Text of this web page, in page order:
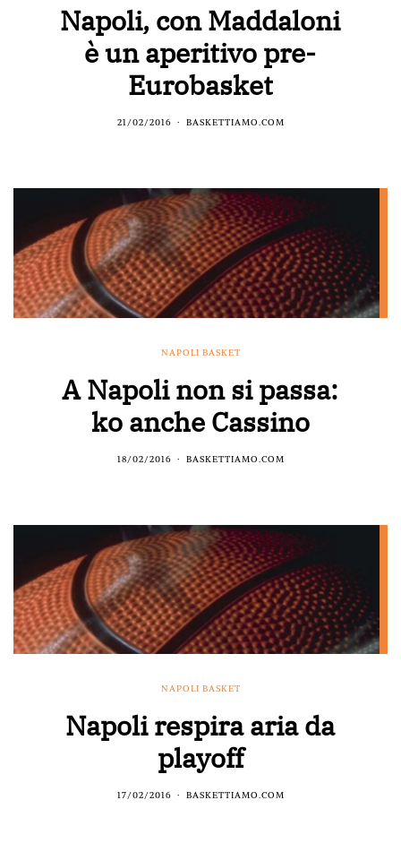
Napoli, con Maddaloni
è un aperitivo pre-
Eurobasket
21/02/2016 BASKETTIAMO.COM
NAPOLI BASKET
A Napoli non si passa:
ko anche Cassino
18/02/2016 BASKETTIAMO.COM
NAPOLI BASKET
Napoli respira aria da
playoff
17/02/2016 BASKETTIAMO.COM